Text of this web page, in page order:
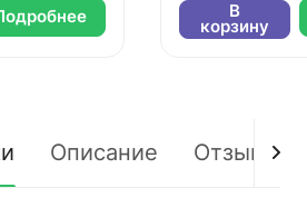
В
корзину
Описание Отзывы